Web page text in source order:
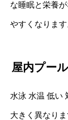
な睡眠と栄養
やすくなります
屋内プー
水泳 水温 低い
大きく異なり